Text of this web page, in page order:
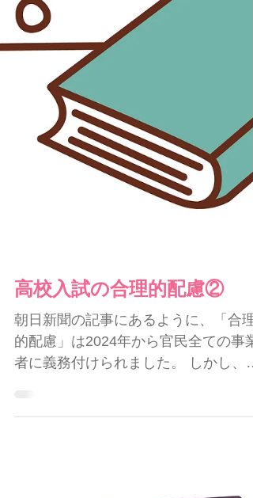
慮② 高校の一般入試でも合理的配慮の
輪が広がりつつあります。
朝日新聞の記事にあるように、「合理